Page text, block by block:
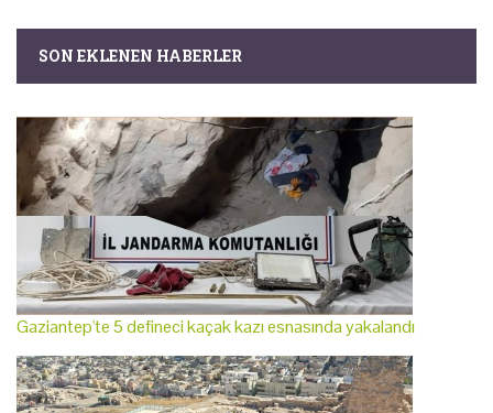
SON EKLENEN HABERLER
Gaziantep'te 5 defineci kaçak kazı esnasında yakalandı